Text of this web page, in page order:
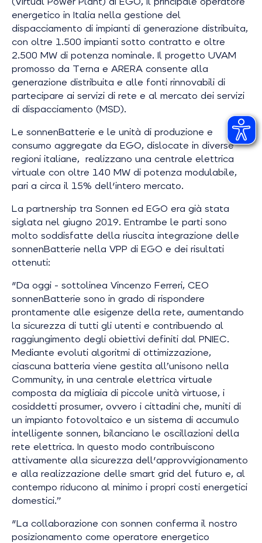
energetico in Italia nella gestione del
dispacciamento di impianti di generazione distribuita,
con oltre 1.500 impianti sotto contratto e oltre
2.500 MW di potenza nominale. Il progetto UVAM
promosso da Terna e ARERA consente alla
generazione distribuita e alle fonti rinnovabili di
partecipare ai servizi di rete e al mercato dei servizi
di dispacciamento (MSD).
Le sonnenBatterie e le unità di produzione e
consumo aggregate da EGO, dislocate in diverse
regioni italiane, realizzano una centrale elettrica
virtuale con oltre 140 MW di potenza modulabile,
pari a circa il 15% dell'intero mercato.
La partnership tra Sonnen ed EGO era già stata
siglata nel giugno 2019. Entrambe le parti sono
molto soddisfatte della riuscita integrazione delle
sonnenBatterie nella VPP di EGO e dei risultati
ottenuti:
"Da oggi - sottolinea Vincenzo Ferreri, CEO
sonnenBatterie sono in grado di rispondere
prontamente alle esigenze della rete, aumentando
la sicurezza di tutti gli utenti e contribuendo al
raggiungimento degli obiettivi definiti dal PNIEC.
Mediante evoluti algoritmi di ottimizzazione,
ciascuna batteria viene gestita all’unisono nella
Community, in una centrale elettrica virtuale
composta da migliaia di piccole unità virtuose, i
cosiddetti prosumer, ovvero i cittadini che, muniti di
un impianto fotovoltaico e un sistema di accumulo
intelligente sonnen, bilanciano le oscillazioni della
rete elettrica. In questo modo contribuiscono
attivamente alla sicurezza dell'approvvigionamento
e alla realizzazione delle smart grid del futuro e, al
contempo riducono al minimo i propri costi energetici
domestici.”
"La collaborazione con sonnen conferma il nostro
posizionamento come operatore energetico